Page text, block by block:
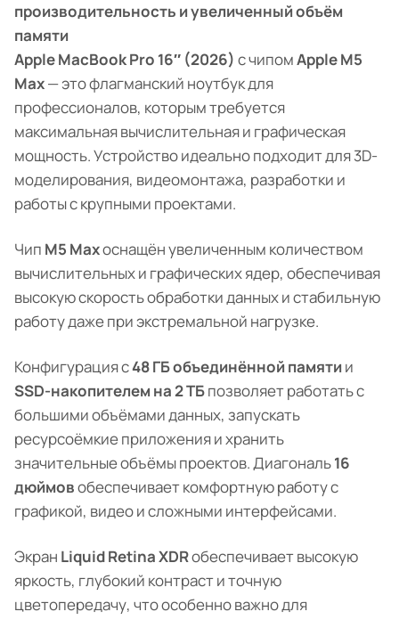
производительность и увеличенный объём
памяти
Apple MacBook Pro 16″ (2026) с чипомApple M5
Max— это флагманский ноутбук для
профессионалов, которым требуется
максимальная вычислительная и графическая
мощность. Устройство идеально подходит для 3D-
моделирования, видеомонтажа, разработки и
работы с крупными проектами.
Чип M5 Maxоснащён увеличенным количеством
вычислительных и графических ядер, обеспечивая
высокую скорость обработки данных и стабильную
работу даже при экстремальной нагрузке.
Конфигурация с48 ГБ объединённой памятии
SSD-накопителем на 2 ТБпозволяет работать с
большими объёмами данных, запускать
ресурсоёмкие приложения и хранить
значительные объёмы проектов. Диагональ16
дюймовобеспечивает комфортную работу с
графикой, видео и сложными интерфейсами.
Экран Liquid Retina XDRобеспечивает высокую
яркость, глубокий контраст и точную
цветопередачу, что особенно важно для